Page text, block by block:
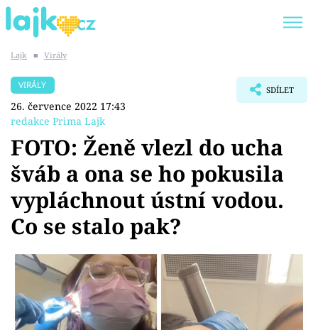
SHOPAHOLICADEL
Témata
Showbyznys
Youtubeři
Virály
Sex a vztahy
Lajk ■ Virály
VIRÁLY
26. července 2022 17:43
redakce Prima Lajk
SDÍLET
FOTO: Ženě vlezl do ucha
šváb a ona se ho pokusila
vypláchnout ústní vodou.
Co se stalo pak?